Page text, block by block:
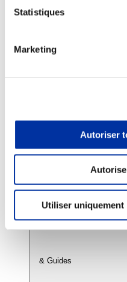
Statistiques
Marketing
Autoriser
Utiliser uniquement
Viandes et
Juste
Sources
& Guides